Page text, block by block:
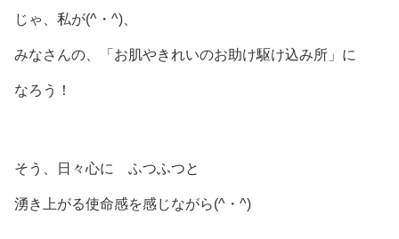
じゃ、私が(^・^)、
みなさんの、「お肌やきれいのお助け駆け込み所」に
なろう！
そう、日々心に ふつふつと
湧き上がる使命感を感じながら(^・^)